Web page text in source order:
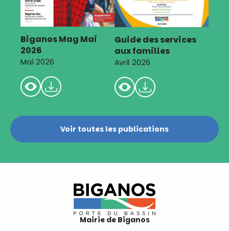
Biganos Mag Mai
2026
Mai 2026
Guide des services
aux familles
Avril 2026
Voir toutes les publications
Mairie de Biganos